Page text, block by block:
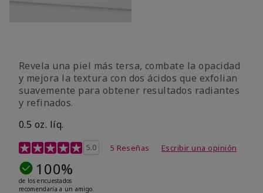
Revela una piel más tersa, combate la opacidad
y mejora la textura con dos ácidos que exfolian
suavemente para obtener resultados radiantes
y refinados.
0.5 oz. líq.
Calificación de clientes de 3,3 de 5
5.0 5 Reseñas Escribir una opinión
100%
de los encuestados
recomendaría a un amigo.